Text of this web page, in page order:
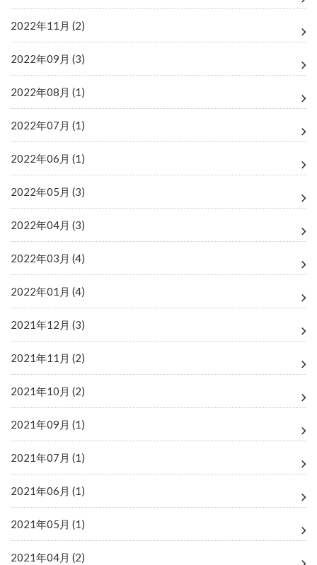
2022年11月 (2)
2022年09月 (3)
2022年08月 (1)
2022年07月 (1)
2022年06月 (1)
2022年05月 (3)
2022年04月 (3)
2022年03月 (4)
2022年01月 (4)
2021年12月 (3)
2021年11月 (2)
2021年10月 (2)
2021年09月 (1)
2021年07月 (1)
2021年06月 (1)
2021年05月 (1)
2021年04月 (2)